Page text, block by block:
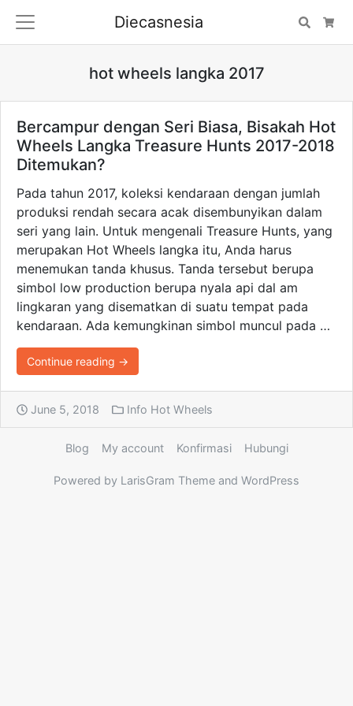
Diecasnesia Search
hot wheels langka 2017
Bercampur dengan Seri Biasa, Bisakah Hot
Wheels Langka Treasure Hunts 2017-2018
Ditemukan?
Pada tahun 2017, koleksi kendaraan dengan jumlah
produksi rendah secara acak disembunyikan dalam
seri yang lain. Untuk mengenali Treasure Hunts, yang
merupakan Hot Wheels langka itu, Anda harus
menemukan tanda khusus. Tanda tersebut berupa
simbol low production berupa nyala api dal am
lingkaran yang disematkan di suatu tempat pada
kendaraan. Ada kemungkinan simbol muncul pada …
Continue reading →
June 5, 2018 Info Hot Wheels
Blog My account Konfirmasi Hubungi
Powered by LarisGram Theme and WordPress